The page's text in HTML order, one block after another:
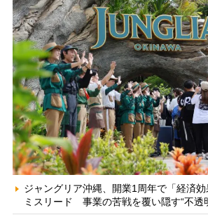
ジャングリア沖縄、開業1周年で「経済
ミスリード 事業の苦戦を覆い隠す“不透